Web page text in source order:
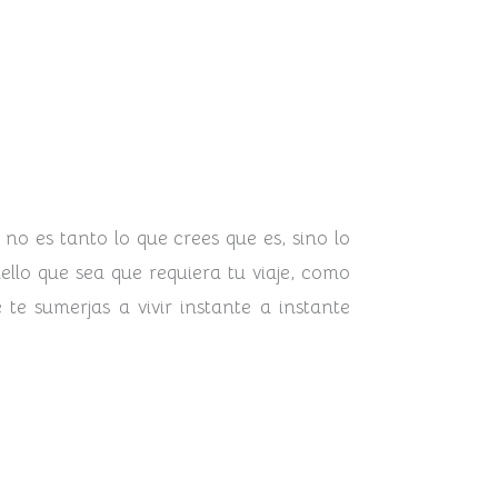
es tanto lo que crees que es, sino lo
que sea que requiera tu viaje, como
te sumerjas a vivir instante a instante